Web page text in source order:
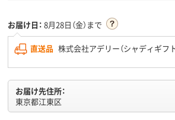
お届け日： 8月28日（金）まで
直送品 株式会社アデリー（シャディギフ
お届け先住所：
東京都江東区